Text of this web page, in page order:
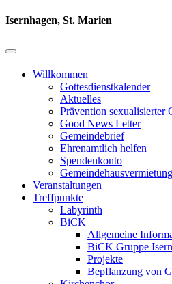
Isernhagen, St. Marien
Willkommen
Gottesdienstkalender
Aktuelles
Prävention sexualisierter
Good News Letter
Gemeindebrief
Ehrenamtlich helfen
Spendenkonto
Gemeindehausvermietung
Veranstaltungen
Treffpunkte
Labyrinth
BiCK
Allgemeine
BiCK Gruppe
Projekte
Bepflanzung von